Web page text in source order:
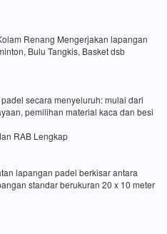
Renang Mengerjakan lapangan
Bulu Tangkis, Basket dsb
secara menyeluruh: mulai dari
pemilihan material kaca dan besi
RAB Lengkap
lapangan padel berkisar antara
standar berukuran 20 x 10 meter